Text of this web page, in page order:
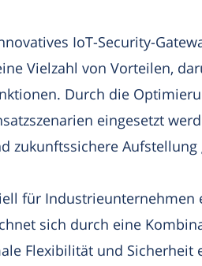
IoT-Security-
Vielzahl von Vorteilen,
Durch die
eingesetzt
zukunftssichere
für
sich durch eine
Flexibilität und